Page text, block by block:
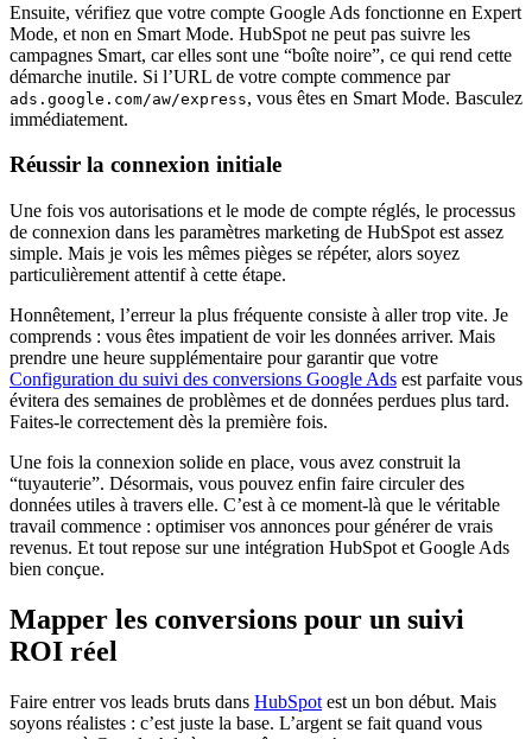
Ensuite, vérifiez que votre compte Google Ads fonctionne en Expert
Mode, et non en Smart Mode. HubSpot ne peut pas suivre les
campagnes Smart, car elles sont une “boîte noire”, ce qui rend cette
démarche inutile. Si l’URL de votre compte commence par
ads.google.com/aw/express, vous êtes en Smart Mode. Basculez
immédiatement.
Réussir la connexion initiale
Une fois vos autorisations et le mode de compte réglés, le processus
de connexion dans les paramètres marketing de HubSpot est assez
simple. Mais je vois les mêmes pièges se répéter, alors soyez
particulièrement attentif à cette étape.
Honnêtement, l’erreur la plus fréquente consiste à aller trop vite. Je
comprends : vous êtes impatient de voir les données arriver. Mais
prendre une heure supplémentaire pour garantir que votre
Configuration du suivi des conversions Google Ads est parfaite vous
évitera des semaines de problèmes et de données perdues plus tard.
Faites-le correctement dès la première fois.
Une fois la connexion solide en place, vous avez construit la
“tuyauterie”. Désormais, vous pouvez enfin faire circuler des
données utiles à travers elle. C’est à ce moment-là que le véritable
travail commence : optimiser vos annonces pour générer de vrais
revenus. Et tout repose sur une intégration HubSpot et Google Ads
bien conçue.
Mapper les conversions pour un suivi
ROI réel
Faire entrer vos leads bruts dans HubSpot est un bon début. Mais
soyons réalistes : c’est juste la base. L’argent se fait quand vous